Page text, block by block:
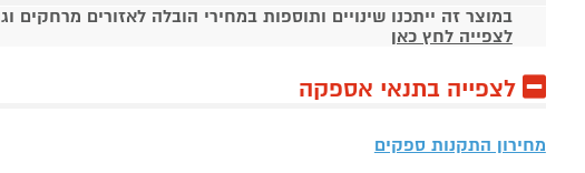
במוצר זה ייתכנו שינויים ותוספות במחירי הובלה לאזורים מרחקים
לצפייה לחץ כאן
לצפייה בתנאי אספקה
מחירון התקנות ספקים